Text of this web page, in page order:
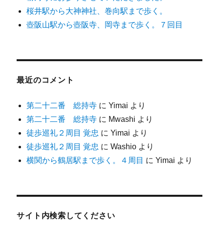
桜井駅から大神神社、巻向駅まで歩く。
壺阪山駅から壺阪寺、岡寺まで歩く。７回目
最近のコメント
第二十二番 総持寺 に Yimai より
第二十二番 総持寺 に Mwashi より
徒歩巡礼２周目 覚忠 に Yimai より
徒歩巡礼２周目 覚忠 にWashio より
横関から鶴居駅まで歩く。４周目 に Yimai より
サイト内検索してください